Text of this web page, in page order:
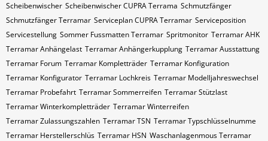
Scheibenwischer Scheibenwischer CUPRA​ Terrama Schmutzfänger
Schmutzfänger Terramar Serviceplan CUPRA Terramar Serviceposition
Servicestellung Sommer Fussmatten Terramar Spritmonitor Terramar AHK
Terramar Anhängelast Terramar Anhängerkupplung Terramar Ausstattung
Terramar Forum Terramar Kompletträder Terramar Konfiguration
Terramar Konfigurator Terramar Lochkreis Terramar Modelljahreswechsel
Terramar Probefahrt Terramar Sommerreifen Terramar Stützlast
Terramar Winterkompletträder Terramar Winterreifen
Terramar Zulassungszahlen Terramar​​​​ TSN Terramar​​​​ Typschlüsselnumme
Terramar​​​​​ Herstellerschlüs Terramar​​​​​ HSN Waschanlagenmous Terramar